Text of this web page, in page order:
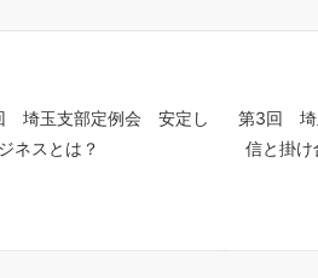
埼玉支部定例会 安定し
ネスとは？
第3回 埼
信と掛け